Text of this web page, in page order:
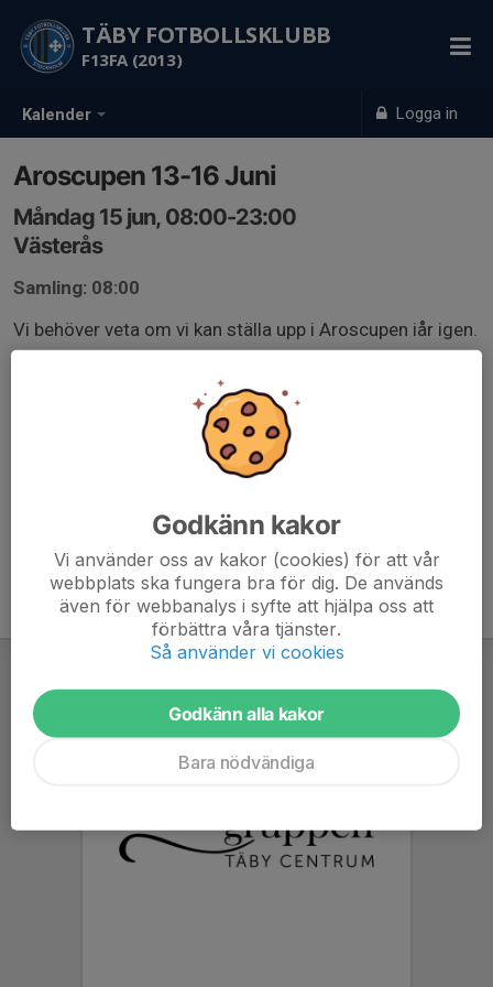
Kalender Logga in
TÄBY FOTBOLLSKLUBB
F13FA (2013)
Aroscupen 13-16 Juni
Måndag 15 jun, 08:00-23:00
Västerås
Samling: 08:00
Vi behöver veta om vi kan ställa upp i Aroscupen iår igen.
Blir kostnad ca 2500-3000kr per spelare.
Svara på kallelsen tack.
Godkänn kakor
Vi använder oss av kakor (cookies) för att vår
webbplats ska fungera bra för dig. De används
även för webbanalys i syfte att hjälpa oss att
förbättra våra tjänster.
Så använder vi cookies
Godkänn alla kakor
Bara nödvändiga